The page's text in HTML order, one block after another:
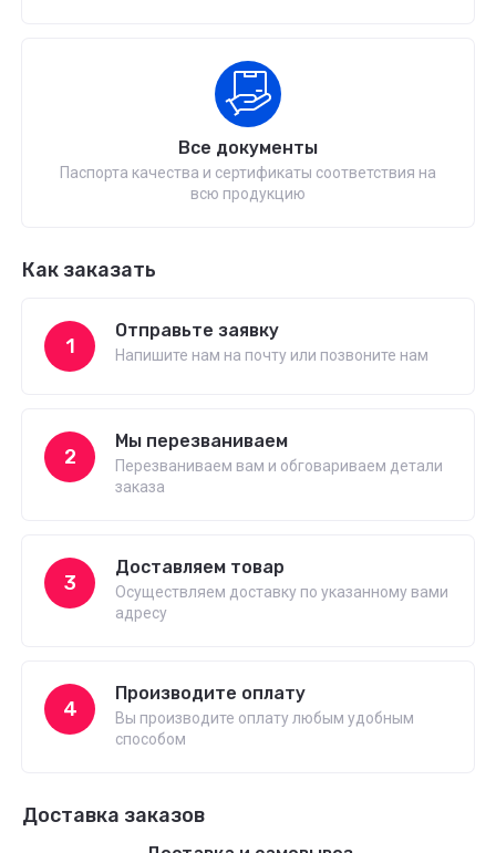
Все документы
Паспорта качества и сертификаты соответствия на
всю продукцию
Как заказать
1
Отправьте заявку
Напишите нам на почту или позвоните нам
2
Мы перезваниваем
Перезваниваем вам и обговариваем детали
заказа
3
Доставляем товар
Осуществляем доставку по указанному вами
адресу
4
Производите оплату
Вы производите оплату любым удобным
способом
Доставка заказов